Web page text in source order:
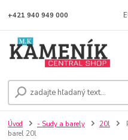
+421 940 949 000
Úvod - Sudy a barely 20l
barel 20l